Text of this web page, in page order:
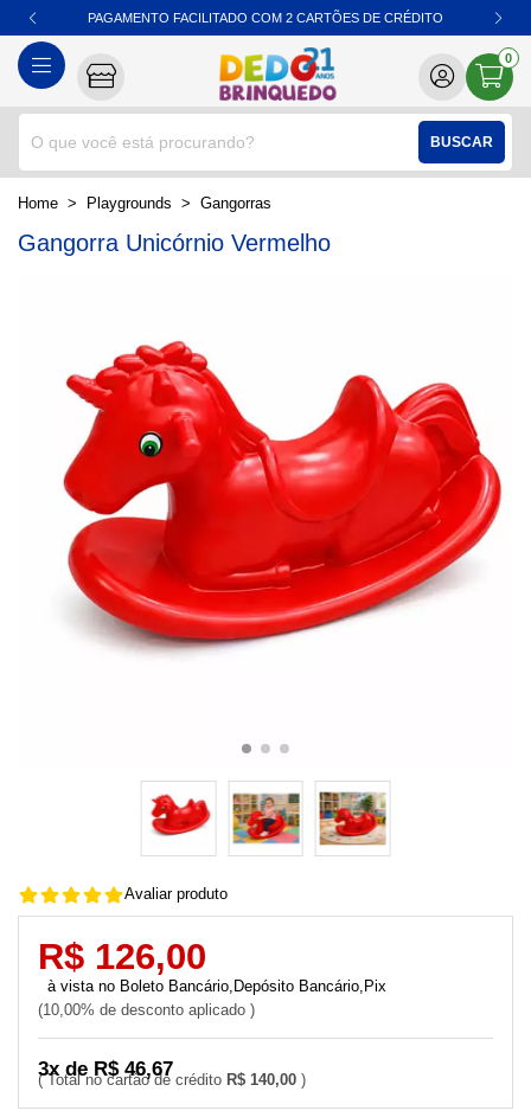
BUSCAR
0
PAGAMENTO FACILITADO COM 2 CARTÕES DE CRÉDITO
home Playgrounds gangorras
Gangorra Unicórnio Vermelho
Avaliar produto
R$ 140,00
3x de R$ 46,67
R$ 126,00
10,00% de desconto aplicado
Boleto Bancário,Depósito Bancário,Pix